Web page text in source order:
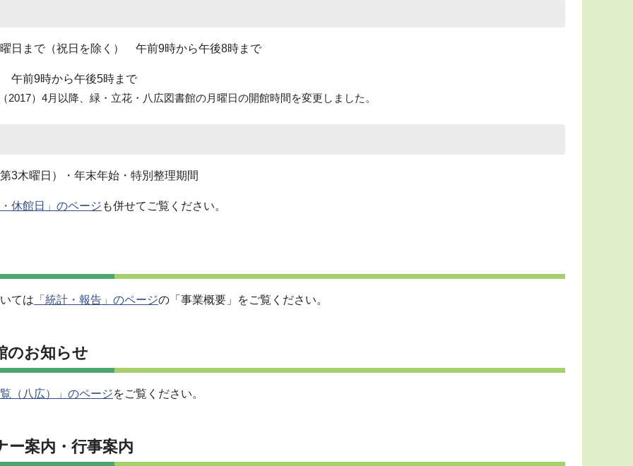
日まで（祝日を除く） 午前9時から午後8時まで
午前9時から午後5時まで
2017）4月以降、緑・立花・八広図書館の月曜日の開館時間を変更しました。
3木曜日）・年末年始・特別整理期間
休館日」のページ も併せてご覧ください。
ては 「統計・報告」のページの「事業概要」をご覧ください。
のお知らせ
（八広）」のページをご覧ください。
ー案内・行事案内